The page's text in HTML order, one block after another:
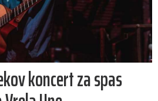
koncert za spas